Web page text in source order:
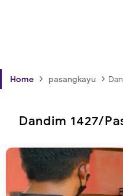
Home › pasangkayu ›
Dandim 1427/